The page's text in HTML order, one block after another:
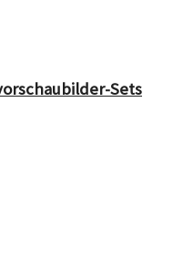
Sets